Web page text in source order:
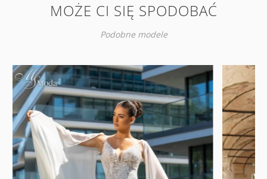
MOŻE CI SIĘ SPODOBAĆ
Podobne modele